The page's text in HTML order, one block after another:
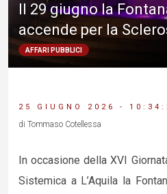
Il 29 giugno la
accende per la
AFFARI PUBBLICI
25 GIUGNO 2026 -
di Tommaso Cotellessa
In occasione della XVI
Sistemica a L’Aquila la